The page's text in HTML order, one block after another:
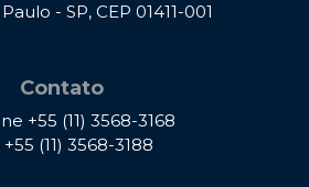
- SP, CEP 01411-001
Contato
+55 (11) 3568-3168
+55 (11) 3568-3188